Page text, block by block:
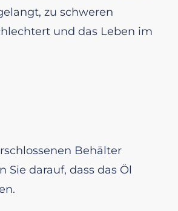
zu schweren
und das Leben im
Behälter
darauf, dass das Öl